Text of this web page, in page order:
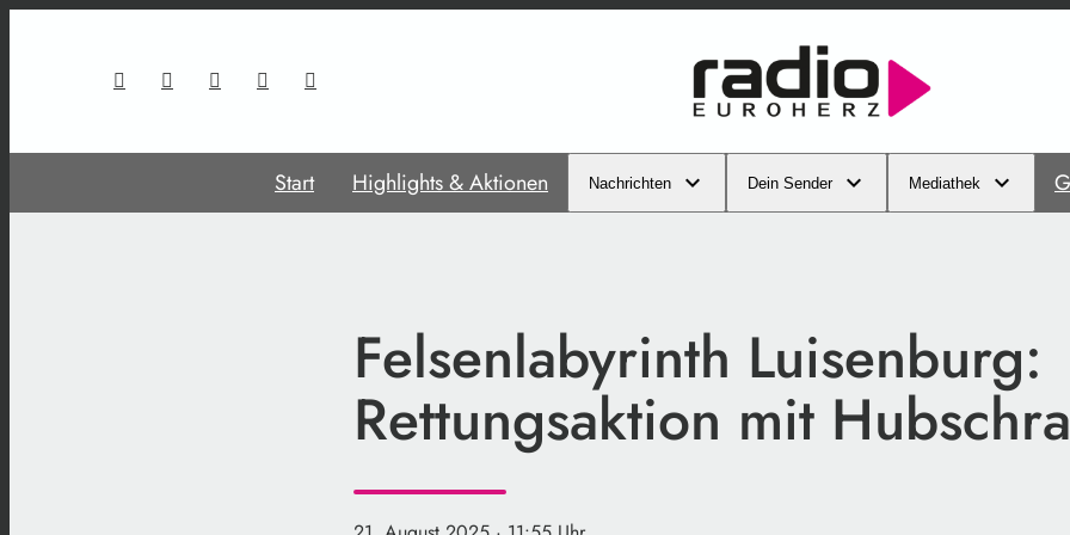
Start Highlights & Aktionen Nachrichten Dein Sender Mediathek
Felsenlabyrinth Luisenburg:
Rettungsaktion mit